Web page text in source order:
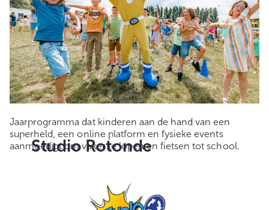
Jaarprogramma dat kinderen aan de hand van een
superheld, een online platform en fysieke events
aanmoedigt om vaker te lopen en fietsen tot school.
Studio Rotonde